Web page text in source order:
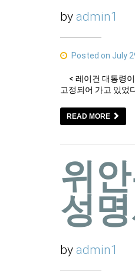
by admin1
Posted on July
< 레이건 대통령이
고정되어 가고 있었
READ MORE
위
성
by admin1